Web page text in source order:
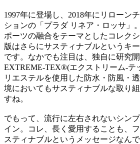
1997年に登場し、2018年にリローン
ションの「プラダ リネア・ロッサ」
ポーツの融合をテーマとしたコレク
版はさらにサスティナブルというキ
です。なかでも注目は、独自に研究
EXTREME-TEX®(エクストリーム-テ
リエステルを使用した防水・防風・
境においてもサスティナブルな取り
すね。
でもって、流行に左右されないシン
イン。コレ、長く愛用することも、
スティナブルというメッセージなんで